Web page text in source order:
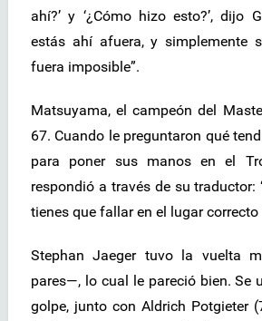
ahí?’ y ‘¿Cómo hizo esto?’, dijo
estás ahí afuera, y simplemente
fuera imposible”.
Matsuyama, el campeón del
67. Cuando le preguntaron qué
para poner sus manos en el
respondió a través de su traductor:
tienes que fallar en el lugar correcto
Stephan Jaeger tuvo la vuelta
pares—, lo cual le pareció bien. Se
golpe, junto con Aldrich Potgieter